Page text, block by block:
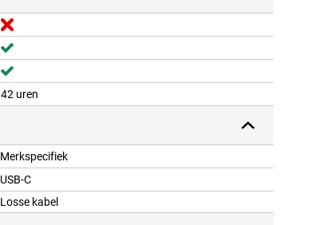
42 uren
Merkspecifiek
USB-C
Losse kabel